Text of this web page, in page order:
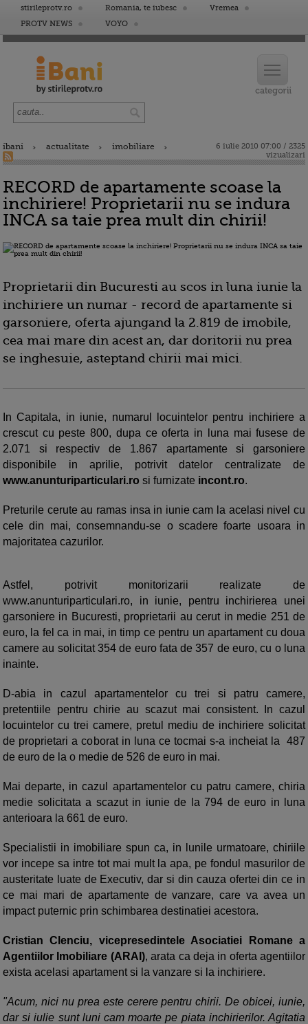
stirileprotv.ro Romania, te iubesc
Vremea
PROTV NEWS
VOYO
ibani actualitate imobiliare
6 iulie 2010 07:00 / 2325
vizualizari
RECORD de apartamente scoase la
inchiriere! Proprietarii nu se indura
INCA sa taie prea mult din chirii!
Proprietarii din Bucuresti au scos in luna iunie la
inchiriere un numar - record de apartamente si
garsoniere, oferta ajungand la 2.819 de imobile,
cea mai mare din acest an, dar doritorii nu prea
se inghesuie, asteptand chirii mai mici.
In Capitala, in iunie, numarul locuintelor pentru inchiriere a
crescut cu peste 800, dupa ce oferta in luna mai fusese de
2.071 si respectiv de 1.867 apartamente si garsoniere
disponibile in aprilie, potrivit datelor centralizate de
www.anunturiparticulari.ro si furnizate incont.ro.
Preturile cerute au ramas insa in iunie cam la acelasi nivel cu
cele din mai, consemnandu-se o scadere foarte usoara in
majoritatea cazurilor.
Astfel, potrivit monitorizarii realizate de
www.anunturiparticulari.ro, in iunie, pentru inchirierea unei
garsoniere in Bucuresti, proprietarii au cerut in medie 251 de
euro, la fel ca in mai, in timp ce pentru un apartament cu doua
camere au solicitat 354 de euro fata de 357 de euro, cu o luna
inainte.
D-abia in cazul apartamentelor cu trei si patru camere,
pretentiile pentru chirie au scazut mai consistent. In cazul
locuintelor cu trei camere, pretul mediu de inchiriere solicitat
de proprietari a coborat in luna ce tocmai s-a incheiat la 487
de euro de la o medie de 526 de euro in mai.
Mai departe, in cazul apartamentelor cu patru camere, chiria
medie solicitata a scazut in iunie de la 794 de euro in luna
anterioara la 661 de euro.
Specialistii in imobiliare spun ca, in lunile urmatoare, chiriile
vor incepe sa intre tot mai mult la apa, pe fondul masurilor de
austeritate luate de Executiv, dar si din cauza ofertei din ce in
ce mai mari de apartamente de vanzare, care va avea un
impact puternic prin schimbarea destinatiei acestora.
Cristian Clenciu, vicepresedintele Asociatiei Romane a
Agentiilor Imobiliare (ARAI), arata ca deja in oferta agentiilor
exista acelasi apartament si la vanzare si la inchiriere.
"Acum, nici nu prea este cerere pentru chirii. De obicei, iunie,
dar si iulie sunt luni cam moarte pe piata inchirierilor. Agitatia